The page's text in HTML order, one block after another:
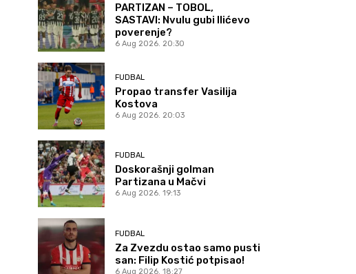
PARTIZAN – TOBOL,
SASTAVI: Nvulu gubi Ilićevo
poverenje?
6 Aug 2026. 20:30
FUDBAL
Propao transfer Vasilija
Kostova
6 Aug 2026. 20:03
FUDBAL
Doskorašnji golman
Partizana u Mačvi
6 Aug 2026. 19:13
FUDBAL
Za Zvezdu ostao samo pusti
san: Filip Kostić potpisao!
6 Aug 2026. 18:27